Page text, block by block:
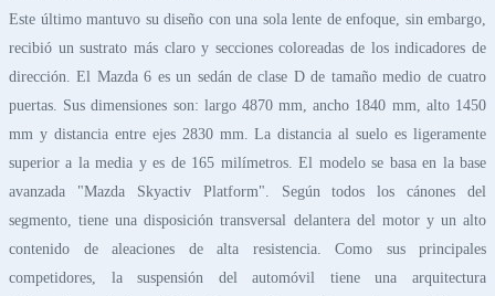
Este último mantuvo su diseño con una sola lente de enfoque, sin embargo,
recibió un sustrato más claro y secciones coloreadas de los indicadores de
dirección. El Mazda 6 es un sedán de clase D de tamaño medio de cuatro
puertas. Sus dimensiones son: largo 4870 mm, ancho 1840 mm, alto 1450
mm y distancia entre ejes 2830 mm. La distancia al suelo es ligeramente
superior a la media y es de 165 milímetros. El modelo se basa en la base
avanzada "Mazda Skyactiv Platform". Según todos los cánones del
segmento, tiene una disposición transversal delantera del motor y un alto
contenido de aleaciones de alta resistencia. Como sus principales
competidores, la suspensión del automóvil tiene una arquitectura